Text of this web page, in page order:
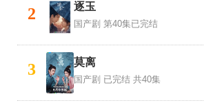
2 逐玉
国产剧 第40集已完结
3 莫离
国产剧 已完结 共40集